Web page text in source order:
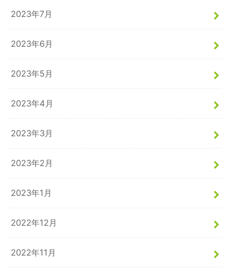
2023年7月
2023年6月
2023年5月
2023年4月
2023年3月
2023年2月
2023年1月
2022年12月
2022年11月